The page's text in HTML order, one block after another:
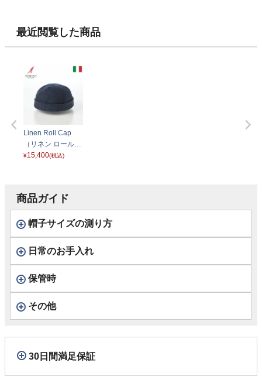
最近閲覧した商品
Linen Roll Cap
（リネン ロールキ
ャップ） CT82524
¥15,400(税込)
商品ガイド
帽子サイズの測り方
日常のお手入れ
保管時
その他
30日間満足保証